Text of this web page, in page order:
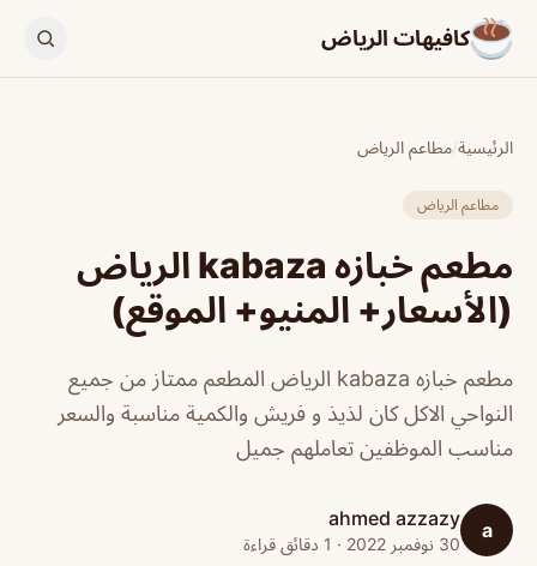
كافيهات الرياض
الرئيسية/مطاعم الرياض
مطاعم الرياض
مطعم خبازه kabaza الرياض
(الأسعار+ المنيو+ الموقع)
مطعم خبازه kabaza الرياض المطعم ممتاز من جميع
النواحي الاكل كان لذيذ و فريش والكمية مناسبة والسعر
مناسب الموظفين تعاملهم جميل
a
ahmed azzazy
30 نوفمبر 2022 · 1 دقائق قراءة